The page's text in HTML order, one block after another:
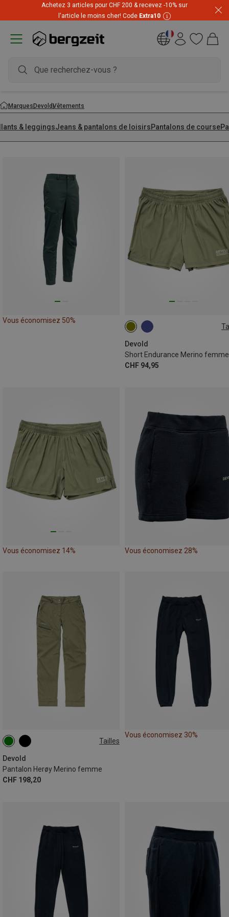
Achetez 3 articles pour CHF 200 & recevez -10% sur
l'article le moins cher! Code Extra10
MarquesDevoldVêtements
& leggingsJeans & pantalons de loisirsPantalons de course
Vous économisez 50%
Devold
Short Endurance Merino femme
CHF 94,95
S L
Vous économisez 14% Vous économisez 28%
Tailles
Devold
Pantalon Herøy Merino femme
CHF 198,20
XS M
Vous économisez 30%